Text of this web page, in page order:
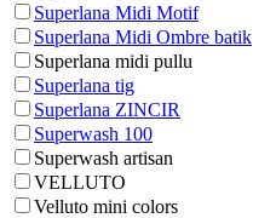
Superlana Midi Motif
Superlana Midi Ombre batik
Superlana midi pullu
Superlana tig
Superlana ZINCIR
Superwash 100
Superwash artisan
VELLUTO
Velluto mini colors